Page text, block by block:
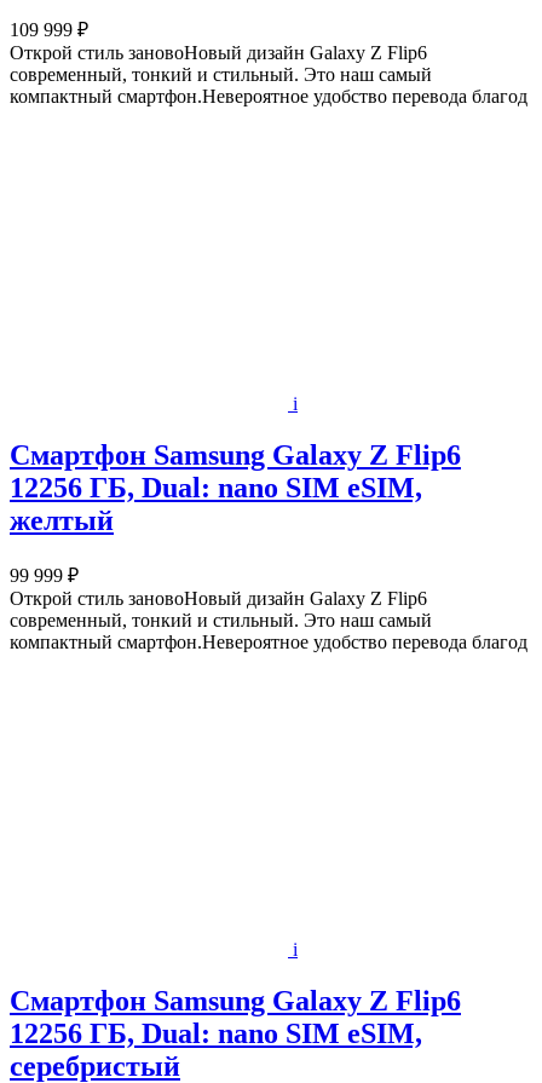
109 999 ₽
Открой стиль зановоНовый дизайн Galaxy Z Flip6
современный, тонкий и стильный. Это наш самый
компактный смартфон.Невероятное удобство перевода благод
i
Смартфон Samsung Galaxy Z Flip6
12256 ГБ, Dual: nano SIM eSIM,
желтый
99 999 ₽
Открой стиль зановоНовый дизайн Galaxy Z Flip6
современный, тонкий и стильный. Это наш самый
компактный смартфон.Невероятное удобство перевода благод
i
Смартфон Samsung Galaxy Z Flip6
12256 ГБ, Dual: nano SIM eSIM,
серебристый